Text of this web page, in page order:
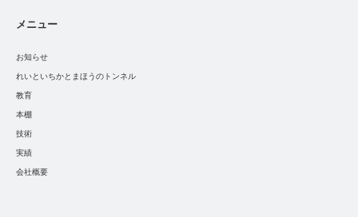
メニュー
お知らせ
れいといちかとまほうのトンネル
教育
本棚
技術
実績
会社概要